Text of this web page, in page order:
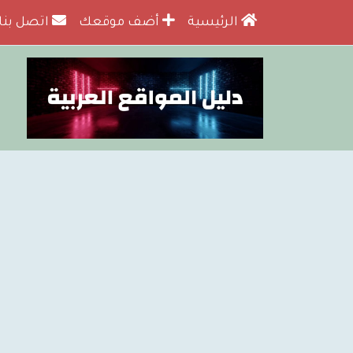
الرئيسية أضف موقعك اتصل بنا